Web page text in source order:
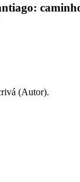
(Autor).